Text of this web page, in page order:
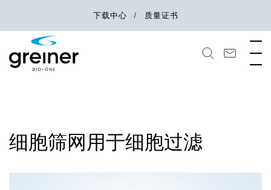
下载中心 质量证书
细胞筛网用于细胞过滤